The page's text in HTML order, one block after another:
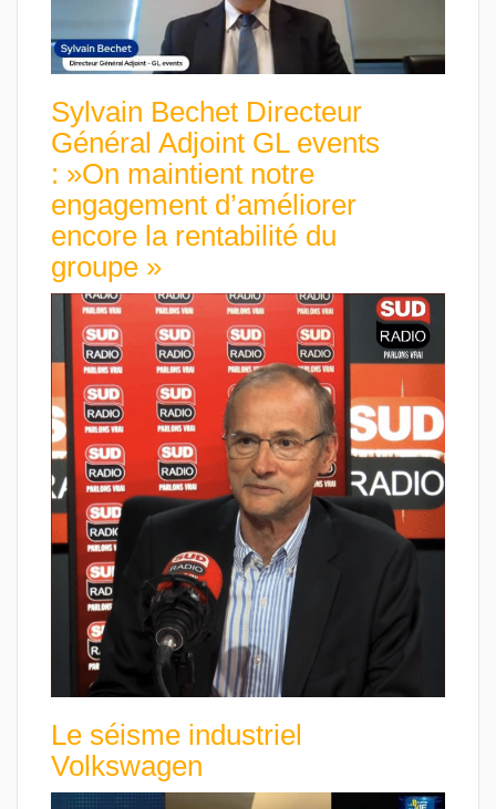
Sylvain Bechet Directeur
Général Adjoint GL events
: »On maintient notre
engagement d’améliorer
encore la rentabilité du
groupe »
Le séisme industriel
Volkswagen